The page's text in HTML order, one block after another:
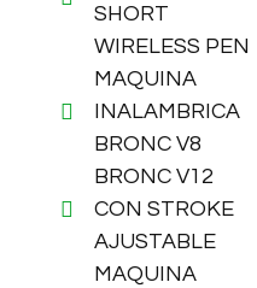
SHORT
WIRELESS PEN
MAQUINA
INALAMBRICA
BRONC V8
BRONC V12
CON STROKE
AJUSTABLE
MAQUINA